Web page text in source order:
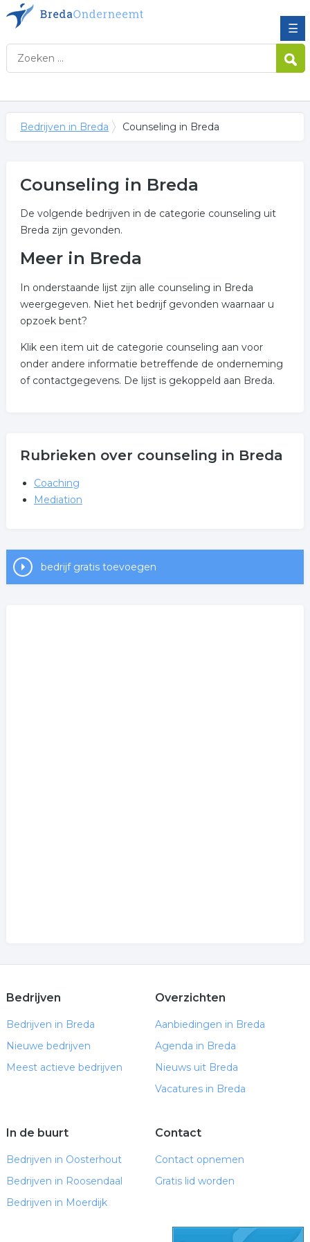
☰
Bedrijven in Breda Counseling in Breda
Counseling in Breda
De volgende bedrijven in de categorie counseling uit
Breda zijn gevonden.
Meer in Breda
In onderstaande lijst zijn alle counseling in Breda
weergegeven. Niet het bedrijf gevonden waarnaar u
opzoek bent?
Klik een item uit de categorie counseling aan voor
onder andere informatie betreffende de onderneming
of contactgegevens. De lijst is gekoppeld aan Breda.
Rubrieken over counseling in Breda
Coaching
Mediation
bedrijf gratis toevoegen
Bedrijven
Bedrijven in Breda
Nieuwe bedrijven
Meest actieve bedrijven
Overzichten
Aanbiedingen in Breda
Agenda in Breda
Nieuws uit Breda
Vacatures in Breda
In de buurt
Bedrijven in Oosterhout
Bedrijven in Roosendaal
Bedrijven in Moerdijk
Contact
Contact opnemen
Gratis lid worden